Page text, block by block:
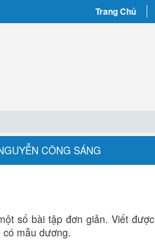
Trang Chủ
CÔNG SÁNG
số bài tập đơn giản. Viết được
mẫu dương.